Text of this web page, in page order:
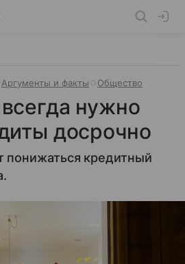
Аргументы и факты Общество
нужно
досрочно
понижаться кредитный